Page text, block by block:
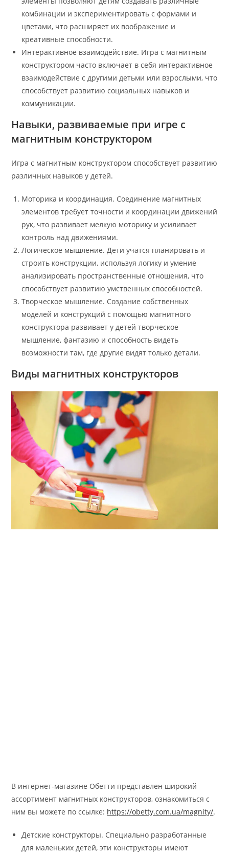
комбинации и экспериментировать с формами и
цветами, что расширяет их воображение и
креативные способности.
Интерактивное взаимодействие. Игра с магнитным
конструктором часто включает в себя интерактивное
взаимодействие с другими детьми или взрослыми, что
способствует развитию социальных навыков и
коммуникации.
Навыки, развиваемые при игре с
магнитным конструктором
Игра с магнитным конструктором способствует развитию
различных навыков у детей.
Моторика и координация. Соединение магнитных
элементов требует точности и координации движений
рук, что развивает мелкую моторику и усиливает
контроль над движениями.
Логическое мышление. Дети учатся планировать и
строить конструкции, используя логику и умение
анализировать пространственные отношения, что
способствует развитию умственных способностей.
Творческое мышление. Создание собственных
моделей и конструкций с помощью магнитного
конструктора развивает у детей творческое
мышление, фантазию и способность видеть
возможности там, где другие видят только детали.
Виды магнитных конструкторов
В интернет-магазине Обетти представлен широкий
ассортимент магнитных конструкторов, ознакомиться с
ним вы можете по ссылке: https://obetty.com.ua/magnity/.
Детские конструкторы. Специально разработанные
для маленьких детей, эти конструкторы имеют